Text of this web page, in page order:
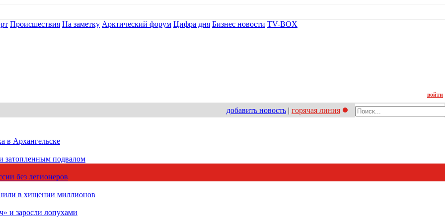
Происшествия На заметку Арктический форум Цифра дня Бизнес новости TV-BOX
войти
добавить новость | горячая линия
в Архангельске
затопленным подвалом
без легионеров
в хищении миллионов
и заросли лопухами